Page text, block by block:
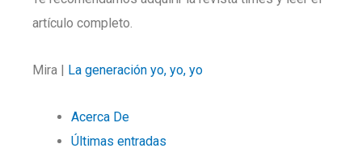
artículo completo.
Mira | La generación yo, yo, yo
Acerca De
Últimas entradas